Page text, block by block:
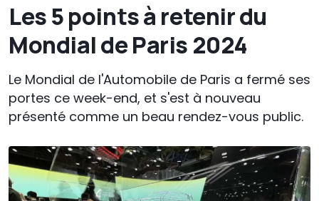
Les 5 points à retenir du
Mondial de Paris 2024
Le Mondial de l'Automobile de Paris a fermé ses
portes ce week-end, et s'est à nouveau
présenté comme un beau rendez-vous public.